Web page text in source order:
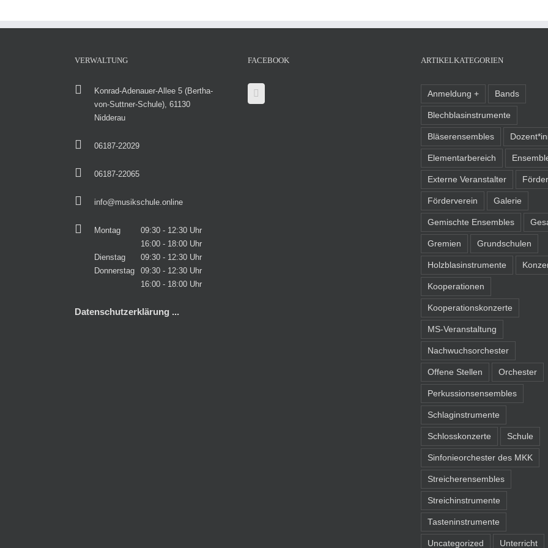
VERWALTUNG
Konrad-Adenauer-Allee 5 (Bertha-
von-Suttner-Schule), 61130
Nidderau
06187-22029
06187-22065
info@musikschule.online
Montag
09:30 - 12:30 Uhr
16:00 - 18:00 Uhr
Dienstag
09:30 - 12:30 Uhr
Donnerstag
09:30 - 12:30 Uhr
16:00 - 18:00 Uhr
Datenschutzerklärung ...
FACEBOOK ARTIKELKATEGORIEN
Anmeldung + Bands
Blechblasinstrumente
Bläserensembles
Elementarbereich
Externe Veranstalter
Förderverein Galerie
Gemischte Ensembles
Gremien Grundschulen
Holzblasinstrumente
Kooperationen
Kooperationskonzerte
MS-Veranstaltung
Nachwuchsorchester
Offene Stellen Orchester
Perkussionsensembles
Schlaginstrumente
Schlosskonzerte Schule
Sinfonieorchester des MKK
Streicherensembles
Streichinstrumente
Tasteninstrumente
Uncategorized Unterricht